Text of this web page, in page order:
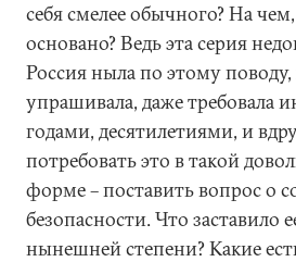
себя смелее обычного? На
основано? Ведь эта серия
Россия ныла по этому поводу,
упрашивала, даже требовала
годами, десятилетиями, и
потребовать это в такой
форме – поставить вопрос о
безопасности. Что заставило
нынешней степени? Какие